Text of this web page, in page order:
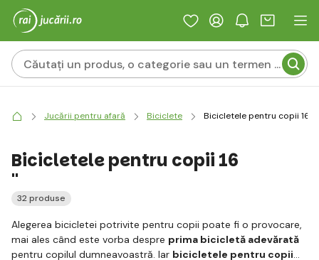
Jucării pentru afară Biciclete Bicicletele pentru copii 16 "
Bicicletele pentru copii 16
"
32 produse
Alegerea bicicletei potrivite pentru copii poate fi o provocare,
mai ales când este vorba despre prima bicicletă adevărată
pentru copilul dumneavoastră. Iar bicicletele pentru copii